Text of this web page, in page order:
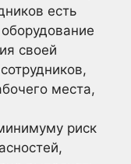
есть
своей
места,
риск